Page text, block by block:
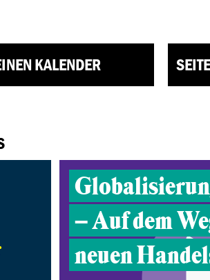
KALENDER
– Auf dem
neuen